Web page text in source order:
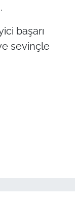
başarı
sevinçle